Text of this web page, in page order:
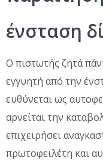
ένσταση
Ο πιστωτής ζητά
εγγυητή από την
ευθύνεται ως
αρνείται την
επιχειρήσει
πρωτοφειλέτη και